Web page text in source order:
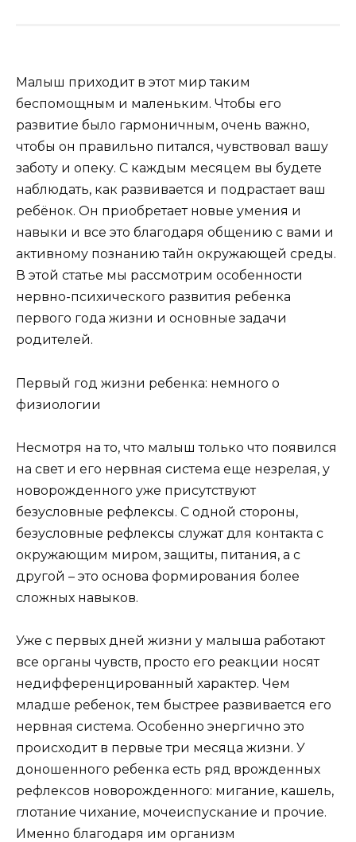
Малыш приходит в этот мир таким
беспомощным и маленьким. Чтобы его
развитие было гармоничным, очень важно,
чтобы он правильно питался, чувствовал вашу
заботу и опеку. С каждым месяцем вы будете
наблюдать, как развивается и подрастает ваш
ребёнок. Он приобретает новые умения и
навыки и все это благодаря общению с вами и
активному познанию тайн окружающей среды.
В этой статье мы рассмотрим особенности
нервно-психического развития ребенка
первого года жизни и основные задачи
родителей.
Первый год жизни ребенка: немного о
физиологии
Несмотря на то, что малыш только что появился
на свет и его нервная система еще незрелая, у
новорожденного уже присутствуют
безусловные рефлексы. С одной стороны,
безусловные рефлексы служат для контакта с
окружающим миром, защиты, питания, а с
другой – это основа формирования более
сложных навыков.
Уже с первых дней жизни у малыша работают
все органы чувств, просто его реакции носят
недифференцированный характер. Чем
младше ребенок, тем быстрее развивается его
нервная система. Особенно энергично это
происходит в первые три месяца жизни. У
доношенного ребенка есть ряд врожденных
рефлексов новорожденного: мигание, кашель,
глотание чихание, мочеиспускание и прочие.
Именно благодаря им организм